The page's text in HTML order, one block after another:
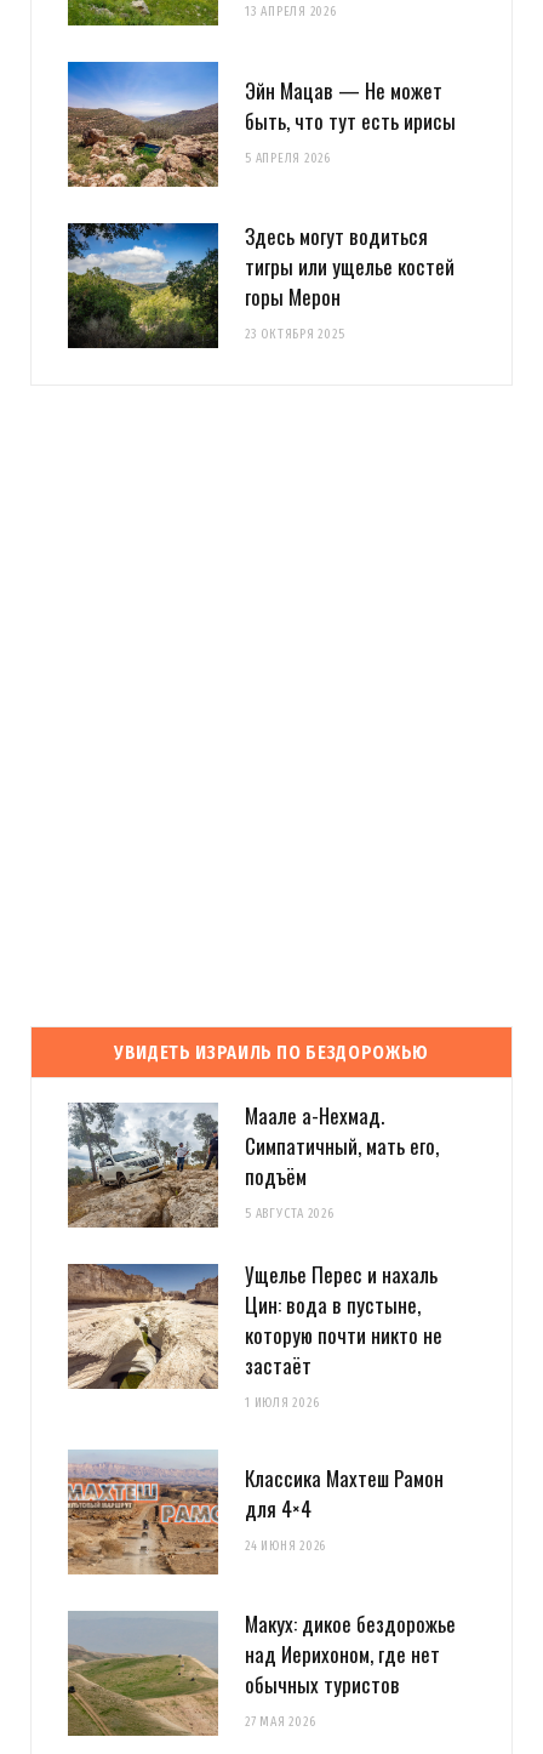
13 АПРЕЛЯ 2026
Эйн Мацав — Не может
быть, что тут есть ирисы
5 АПРЕЛЯ 2026
Здесь могут водиться
тигры или ущелье костей
горы Мерон
23 ОКТЯБРЯ 2025
УВИДЕТЬ ИЗРАИЛЬ ПО БЕЗДОРОЖЬЮ
Маале а-Нехмад.
Симпатичный, мать его,
подъём
5 АВГУСТА 2026
Ущелье Перес и нахаль
Цин: вода в пустыне,
которую почти никто не
застаёт
1 ИЮЛЯ 2026
Классика Махтеш Рамон
для 4×4
24 ИЮНЯ 2026
Макух: дикое бездорожье
над Иерихоном, где нет
обычных туристов
27 МАЯ 2026